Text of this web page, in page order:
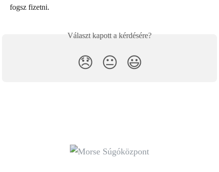
fogsz fizetni.
Választ kapott a kérdésére?
😞 😐 😃